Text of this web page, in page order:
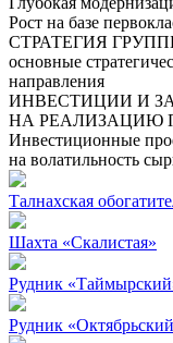
Рост на базе
СТРАТЕГИЯ
основные
направления
ИНВЕСТИЦИИ И
НА РЕАЛИЗАЦИЮ
Инвестиционные
на волатильность
Талнахская
Шахта «Скалистая»
Рудник
Рудник